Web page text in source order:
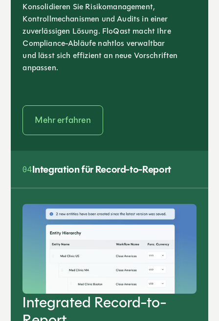
Konsolidieren Sie Risikomanagement,
Kontrollmechanismen und Audits in einer
zuverlässigen Lösung. FloQast macht Ihre
Compliance-Abläufe nahtlos verwaltbar
und lässt sich effizient an neue Vorschriften
anpassen.
Mehr erfahren
04Integration für Record-to-Report
Integrated Record-to-